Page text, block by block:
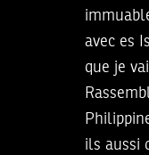
avec es
que je
ils aussi